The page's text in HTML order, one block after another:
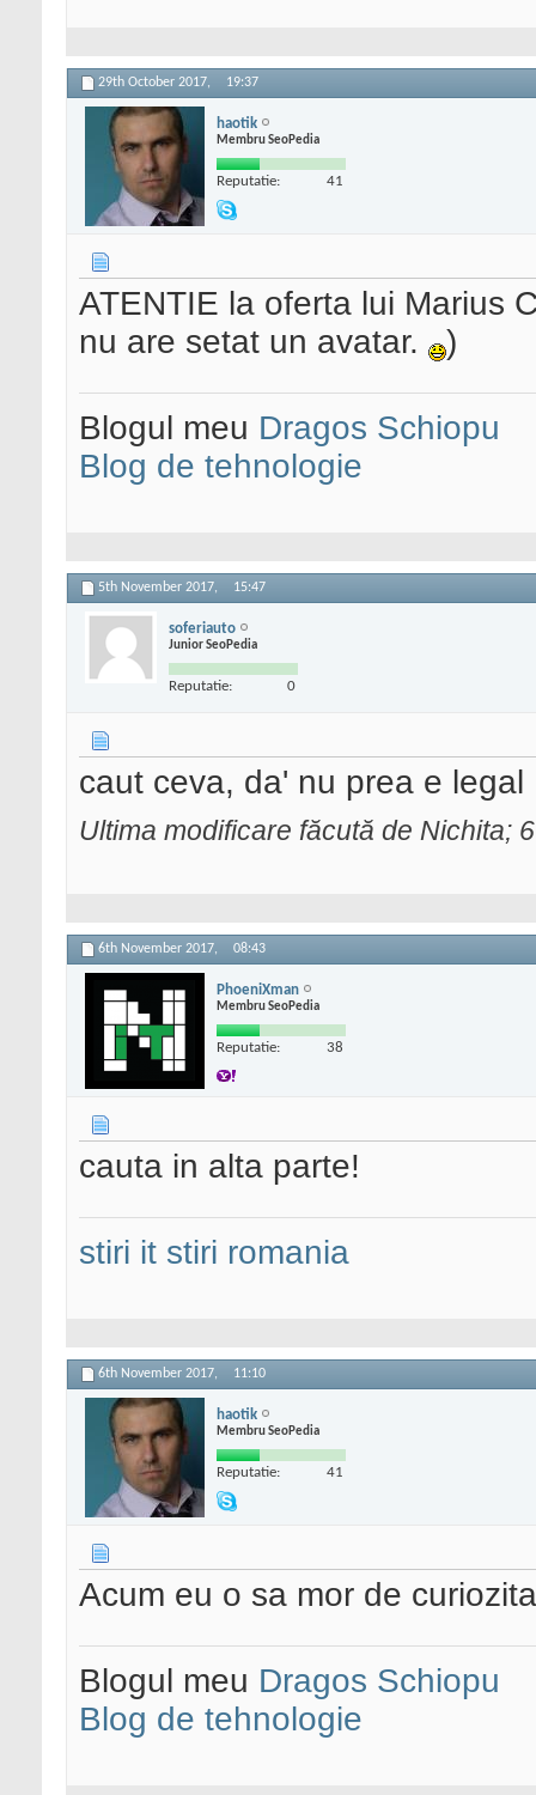
29th October 2017, 19:37
haotik
Membru SeoPedia
Reputatie: 41
ATENTIE la oferta lui Marius
nu are setat un avatar.
)
Blogul meu Dragos Schiopu
Blog de tehnologie
5th November 2017, 15:47
soferiauto
Junior SeoPedia
Reputatie: 0
caut ceva, da' nu prea e legal
Ultima modificare făcută de Nichita;
6th November 2017, 08:43
PhoeniXman
Membru SeoPedia
Reputatie: 38
cauta in alta parte!
stiri it stiri romania
6th November 2017, 11:10
haotik
Membru SeoPedia
Reputatie: 41
Acum eu o sa mor de
Blogul meu Dragos Schiopu
Blog de tehnologie